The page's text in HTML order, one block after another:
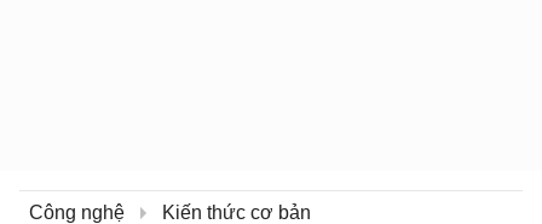
Công nghệ Kiến thức cơ bản